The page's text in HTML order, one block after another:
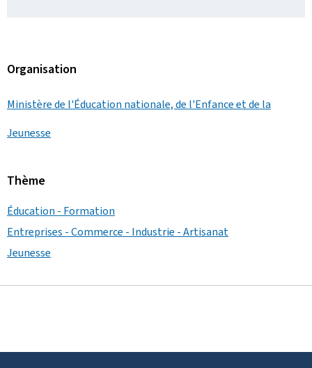
Organisation
Ministère de l'Éducation nationale, de l'Enfance et de la
Jeunesse
Thème
Éducation - Formation
Entreprises - Commerce - Industrie - Artisanat
Jeunesse